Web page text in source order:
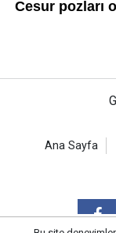
Ana Sayfa